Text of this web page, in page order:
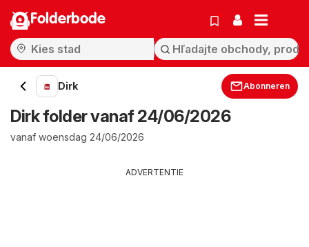
Folderbode
Dirk Abonneren
Dirk folder vanaf 24/06/2026
vanaf woensdag 24/06/2026
ADVERTENTIE